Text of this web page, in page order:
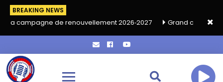
BREAKING NEWS
de renouvellement 2026‑2027 Grand café de rentrée HKA le